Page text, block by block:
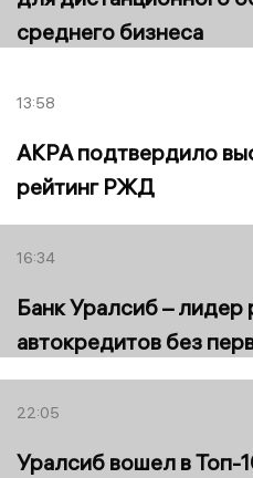
среднего бизнеса
13:58
АКРА подтвердило
рейтинг РЖД
16:34
Банк Уралсиб – лидер
автокредитов без
22:05
Уралсиб вошел в Топ-